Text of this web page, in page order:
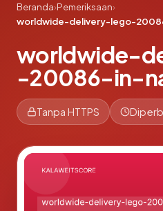
Beranda›Pemeriksaan›
worldwide-delivery-lego-
worldwide-
-20086-in-
Tanpa HTTPS